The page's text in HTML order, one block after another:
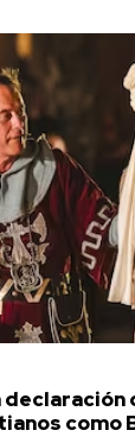
declaración
como